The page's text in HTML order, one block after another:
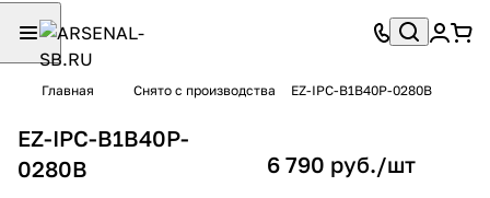
Главная Снято с производства EZ-IPC-B1B40P-0280B
EZ-IPC-B1B40P-
0280B
6 790 руб./шт